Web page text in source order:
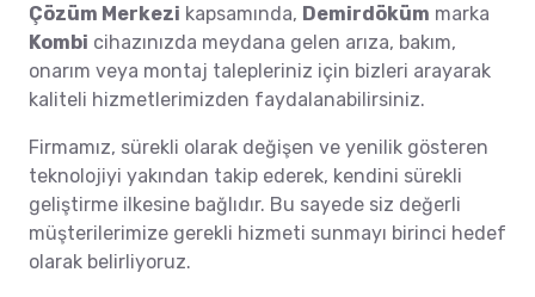
Çözüm Merkezi kapsamında, Demirdöküm marka
Kombi cihazınızda meydana gelen arıza, bakım,
onarım veya montaj talepleriniz için bizleri arayarak
kaliteli hizmetlerimizden faydalanabilirsiniz.
Firmamız, sürekli olarak değişen ve yenilik gösteren
teknolojiyi yakından takip ederek, kendini sürekli
geliştirme ilkesine bağlıdır. Bu sayede siz değerli
müşterilerimize gerekli hizmeti sunmayı birinci hedef
olarak belirliyoruz.